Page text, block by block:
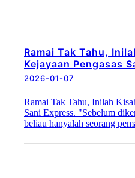
Ramai Tak Tahu,
Kejayaan Pengasas
2026-01-07
Ramai Tak Tahu, Inilah
Sani Express. "Sebelum
beliau hanyalah seorang